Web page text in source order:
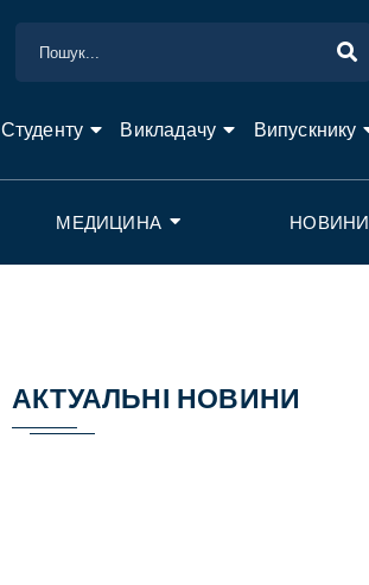
Студенту Викладачу Випускнику
МЕДИЦИНА НОВИНИ
АКТУАЛЬНІ НОВИНИ